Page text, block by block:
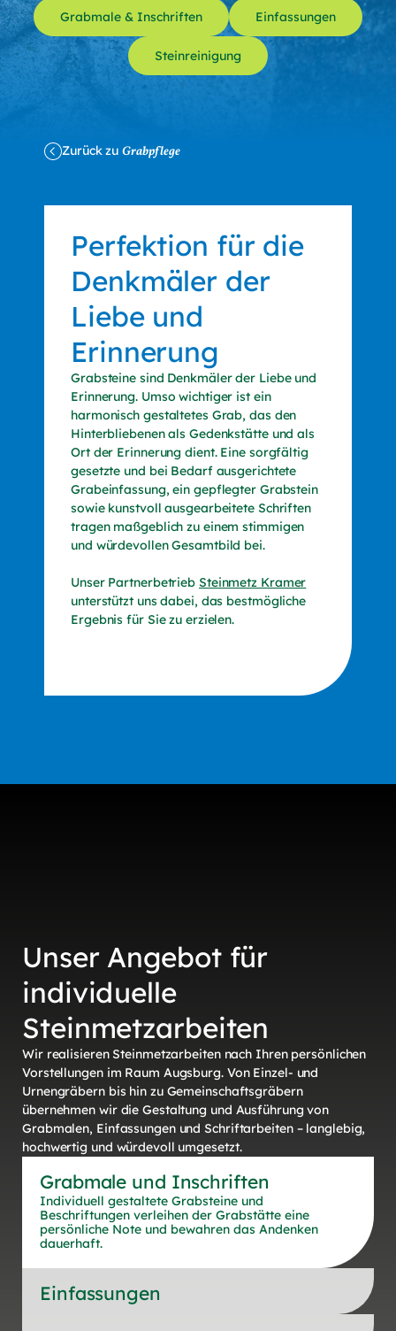
Grabmale & Inschriften
Einfassungen
Steinreinigung
Zurück zu Grabpflege
Perfektion für die
Denkmäler der
Liebe und
Erinnerung
Grabsteine sind Denkmäler der Liebe und
Erinnerung. Umso wichtiger ist ein
harmonisch gestaltetes Grab, das den
Hinterbliebenen als Gedenkstätte und als
Ort der Erinnerung dient. Eine sorgfältig
gesetzte und bei Bedarf ausgerichtete
Grabeinfassung, ein gepflegter Grabstein
sowie kunstvoll ausgearbeitete Schriften
tragen maßgeblich zu einem stimmigen
und würdevollen Gesamtbild bei.
Unser Partnerbetrieb Steinmetz Kramer
unterstützt uns dabei, das bestmögliche
Ergebnis für Sie zu erzielen.
Unser Angebot für
individuelle
Steinmetzarbeiten
Wir realisieren Steinmetzarbeiten nach Ihren persönlichen
Vorstellungen im Raum Augsburg. Von Einzel- und
Urnengräbern bis hin zu Gemeinschaftsgräbern
übernehmen wir die Gestaltung und Ausführung von
Grabmalen, Einfassungen und Schriftarbeiten – langlebig,
hochwertig und würdevoll umgesetzt.
Grabmale und Inschriften
Individuell gestaltete Grabsteine und
Beschriftungen verleihen der Grabstätte eine
persönliche Note und bewahren das Andenken
dauerhaft.
Einfassungen